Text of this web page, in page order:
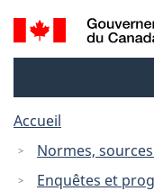
Recherche
et
Accueil
Normes,
Enquêtes et